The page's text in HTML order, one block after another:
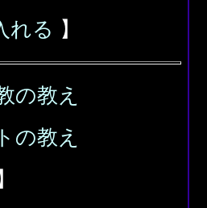
れる 】
の教え
の教え
】